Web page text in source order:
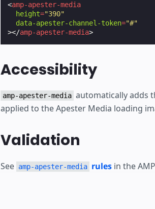
<amp-apester-media
height="390"
data-apester-channel-token="#"
></amp-apester-media>
Accessibility
amp-apester-media automatically adds
applied to the Apester Media loading
Validation
See amp-apester-media rulesin the